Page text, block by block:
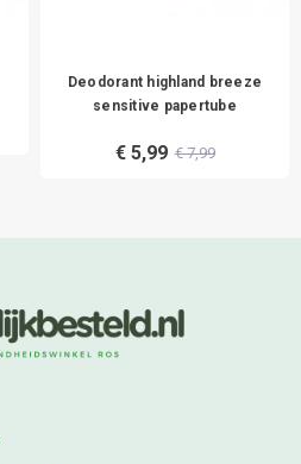
Deodorant highland breeze
sensitive papertube
€ 5,99 € 7,99